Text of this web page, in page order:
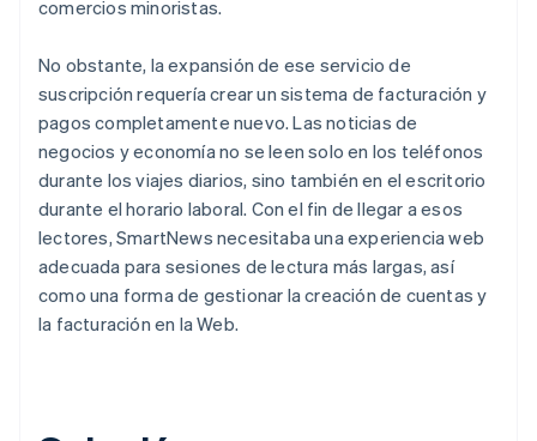
comercios minoristas.
No obstante, la expansión de ese servicio de
suscripción requería crear un sistema de facturación y
pagos completamente nuevo. Las noticias de
negocios y economía no se leen solo en los teléfonos
durante los viajes diarios, sino también en el escritorio
durante el horario laboral. Con el fin de llegar a esos
lectores, SmartNews necesitaba una experiencia web
adecuada para sesiones de lectura más largas, así
como una forma de gestionar la creación de cuentas y
la facturación en la Web.